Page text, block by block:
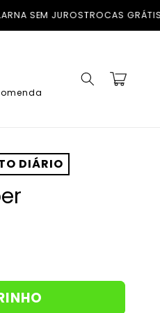
CONTINETAL I ENVIAMOS
Carrinho
DIÁRIO